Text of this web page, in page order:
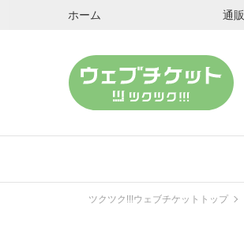
ホーム 通販
ツクツク!!!ウェブチケットトップ